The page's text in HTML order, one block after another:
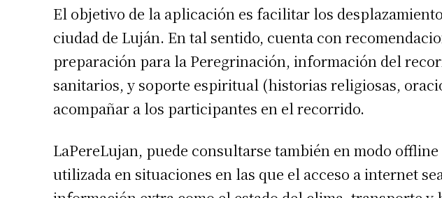
El objetivo de la aplicación es facilitar los
ciudad de Luján. En tal sentido, cuenta con
preparación para la Peregrinación, información del
sanitarios, y soporte espiritual (historias religiosas,
acompañar a los participantes en el recorrido.
LaPereLujan, puede consultarse también en modo
utilizada en situaciones en las que el acceso a internet